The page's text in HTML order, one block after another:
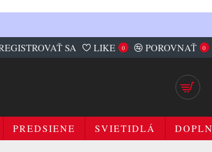
SA LIKE 0 POROVNAŤ 0
PREDSIENE SVIETIDLÁ